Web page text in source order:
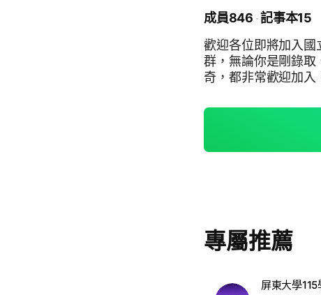
成員846 記事本15
歡迎各位即將加入國
群，無論你是剛錄
奇，都非常歡迎加入！ 在這裡你可以： 📌 認識未來同學 📌 獲得學長
相關問題 💬 不用擔心發問，每個人都是從新手開始的！ 有任何問題都可
專屬推薦
屏東大學